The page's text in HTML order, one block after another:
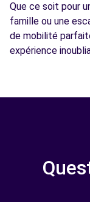
Que ce soit pour
famille ou une
de mobilité
expérience